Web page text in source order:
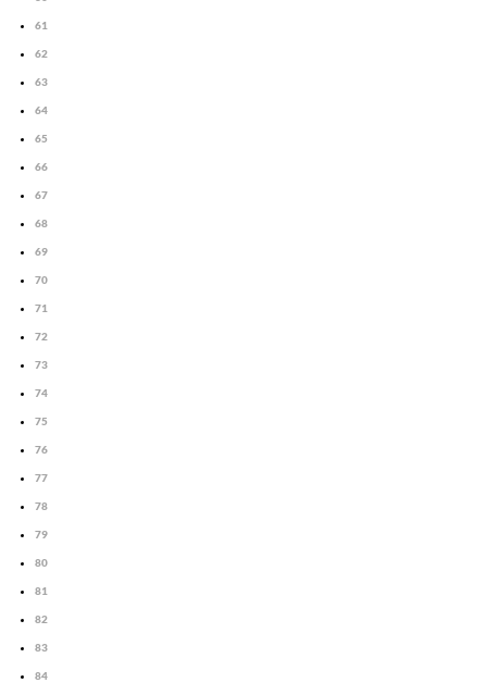
61
62
63
64
65
66
67
68
69
70
71
72
73
74
75
76
77
78
79
80
81
82
83
84